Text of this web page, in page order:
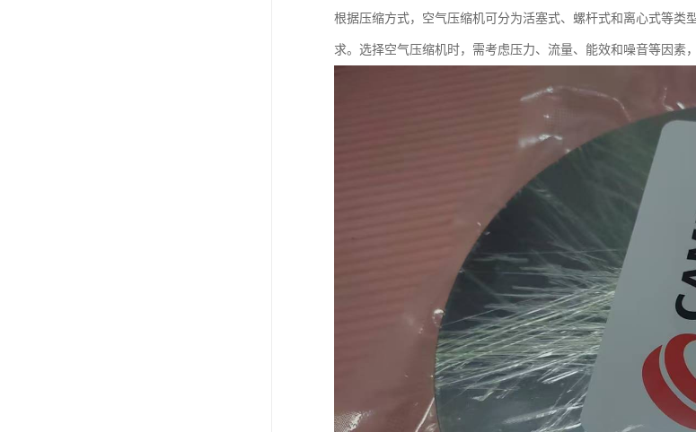
根据压缩方式，空气压缩机可分为活塞式、螺杆式和离心式等
求。选择空气压缩机时，需考虑压力、流量、能效和噪音等因素